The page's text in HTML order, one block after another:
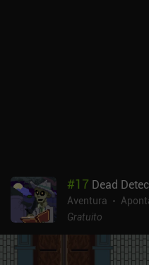
#17 Dead
Aventura
Gratuito